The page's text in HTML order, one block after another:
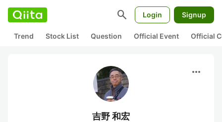
search Login Signup
Trend Stock List Question Official Event Official
more_horiz
吉野 和宏